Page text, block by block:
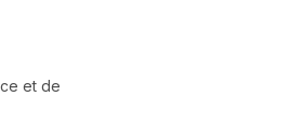
et de